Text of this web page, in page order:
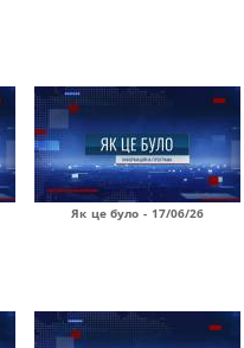
Як це було - 17/06/26